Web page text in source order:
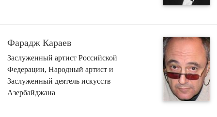
Фарадж Караев
Заслуженный артист Российской
Федерации, Народный артист и
Заслуженный деятель искусств
Азербайджана